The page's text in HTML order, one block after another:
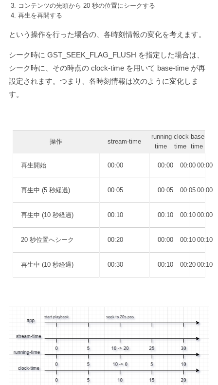
コンテンツの先頭から 20 秒の位置にシークする
再生を再開する
という操作を行った場合の、各時刻情報の変化を考えます。
シーク時に GST_SEEK_FLAG_FLUSH を指定した場合は、
シーク時に、その時点の clock-time を用いて base-time が再
設定されます。つまり、各時刻情報は次のように変化しま
す。
操作 stream-time
running-
time
clock-
time
base-
time
再生開始 00:00 00:00 00:00 00:00
再生中 (5 秒経過) 00:05 00:05 00:05 00:00
再生中 (10 秒経過) 00:10 00:10 00:10 00:00
20 秒位置へシーク 00:20 00:00 00:10 00:10
再生中 (10 秒経過) 00:30 00:10 00:20 00:10